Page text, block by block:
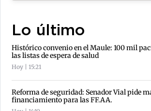
Lo último
Histórico convenio en el Maule: 100 mil
las listas de espera de salud
Hoy | 15:21
Reforma de seguridad: Senador Vial pide
financiamiento para las FF.AA.